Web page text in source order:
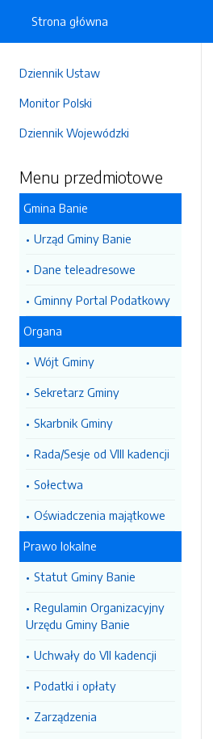
Dziennik Ustaw
Monitor Polski
Dziennik Wojewódzki
Menu przedmiotowe
Gmina Banie
Urząd Gminy Banie
Dane teleadresowe
Gminny Portal Podatkowy
Organa
Wójt Gminy
Sekretarz Gminy
Skarbnik Gminy
Rada/Sesje od VIII kadencji
Sołectwa
Oświadczenia majątkowe
Prawo lokalne
Statut Gminy Banie
Regulamin Organizacyjny
Urzędu Gminy Banie
Uchwały do VII kadencji
Podatki i opłaty
Zarządzenia
Strona główna